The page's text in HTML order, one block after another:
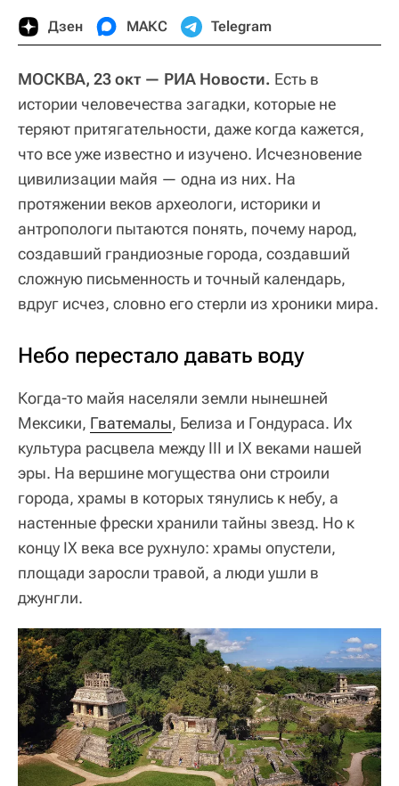
Дзен МАКС Telegram
МОСКВА, 23 окт — РИА Новости. Есть в
истории человечества загадки, которые не
теряют притягательности, даже когда кажется,
что все уже известно и изучено. Исчезновение
цивилизации майя — одна из них. На
протяжении веков археологи, историки и
антропологи пытаются понять, почему народ,
создавший грандиозные города, создавший
сложную письменность и точный календарь,
вдруг исчез, словно его стерли из хроники мира.
Небо перестало давать воду
Когда-то майя населяли земли нынешней
Мексики, Гватемалы, Белиза и Гондураса. Их
культура расцвела между III и IX веками нашей
эры. На вершине могущества они строили
города, храмы в которых тянулись к небу, а
настенные фрески хранили тайны звезд. Но к
концу IX века все рухнуло: храмы опустели,
площади заросли травой, а люди ушли в
джунгли.